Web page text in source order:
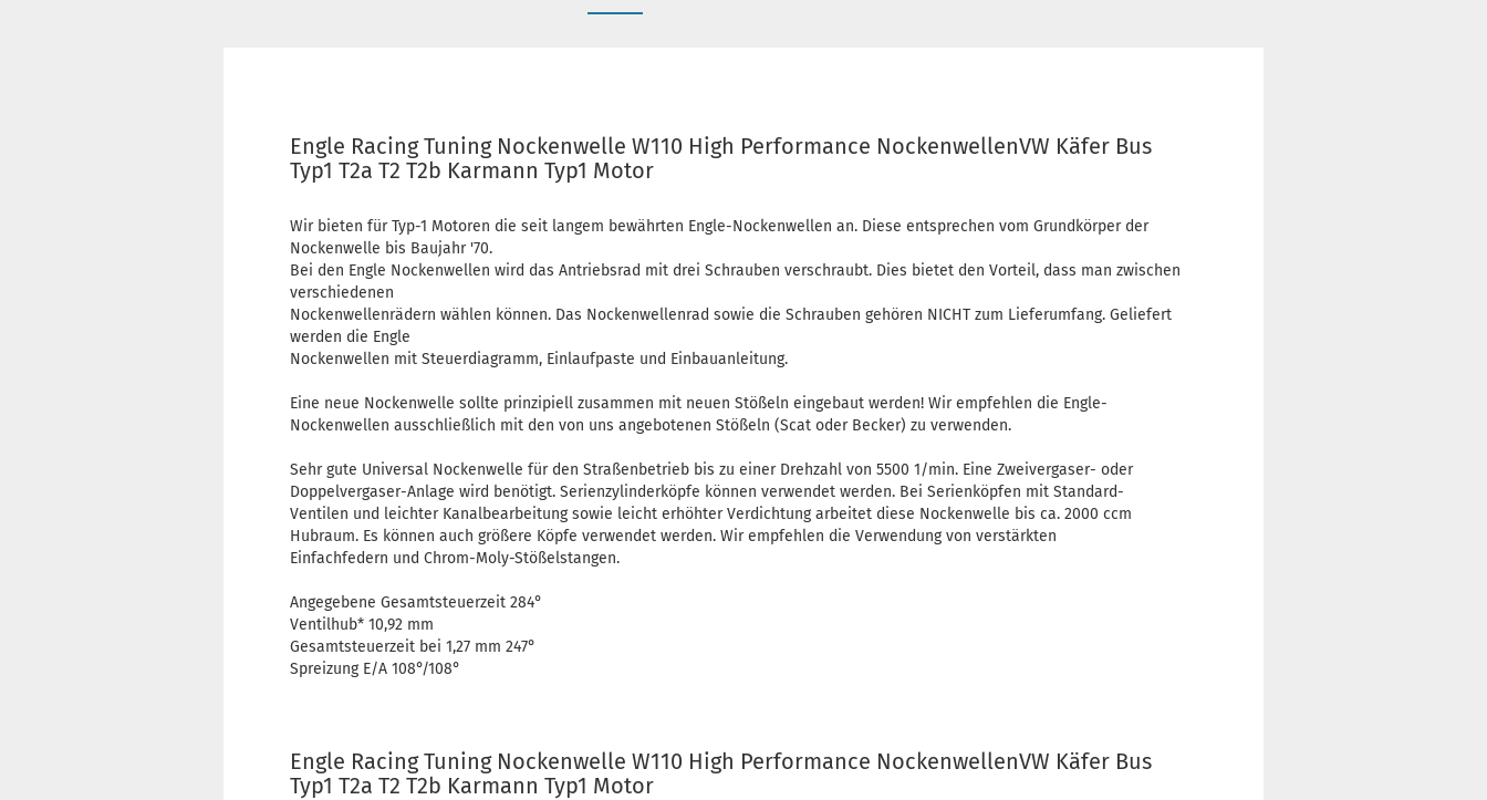
Engle Racing Tuning Nockenwelle W110 High Performance NockenwellenVW Käfer Bus
Typ1 T2a T2 T2b Karmann Typ1 Motor
Wir bieten für Typ-1 Motoren die seit langem bewährten Engle-Nockenwellen an. Diese entsprechen vom Grundkörper der
Nockenwelle bis Baujahr '70.
Bei den Engle Nockenwellen wird das Antriebsrad mit drei Schrauben verschraubt. Dies bietet den Vorteil, dass man zwischen
verschiedenen
Nockenwellenrädern wählen können. Das Nockenwellenrad sowie die Schrauben gehören NICHT zum Lieferumfang. Geliefert
werden die Engle
Nockenwellen mit Steuerdiagramm, Einlaufpaste und Einbauanleitung.
Eine neue Nockenwelle sollte prinzipiell zusammen mit neuen Stößeln eingebaut werden! Wir empfehlen die Engle-
Nockenwellen ausschließlich mit den von uns angebotenen Stößeln (Scat oder Becker) zu verwenden.
Sehr gute Universal Nockenwelle für den Straßenbetrieb bis zu einer Drehzahl von 5500 1/min. Eine Zweivergaser- oder
Doppelvergaser-Anlage wird benötigt. Serienzylinderköpfe können verwendet werden. Bei Serienköpfen mit Standard-
Ventilen und leichter Kanalbearbeitung sowie leicht erhöhter Verdichtung arbeitet diese Nockenwelle bis ca. 2000 ccm
Hubraum. Es können auch größere Köpfe verwendet werden. Wir empfehlen die Verwendung von verstärkten
Einfachfedern und Chrom-Moly-Stößelstangen.
Angegebene Gesamtsteuerzeit 284°
Ventilhub* 10,92 mm
Gesamtsteuerzeit bei 1,27 mm 247°
Spreizung E/A 108°/108°
Engle Racing Tuning Nockenwelle W110 High Performance NockenwellenVW Käfer Bus
Typ1 T2a T2 T2b Karmann Typ1 Motor